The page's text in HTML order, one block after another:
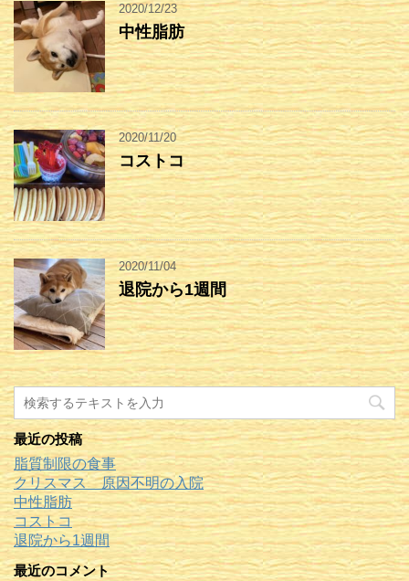
2020/12/23
中性脂肪
2020/11/20
コストコ
2020/11/04
退院から1週間
最近の投稿
脂質制限の食事
クリスマス 原因不明の入院
中性脂肪
コストコ
退院から1週間
最近のコメント